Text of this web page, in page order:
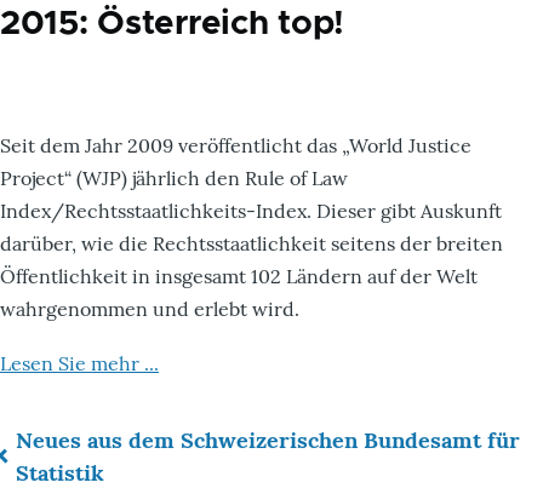
2015: Österreich top!
Seit dem Jahr 2009 veröffentlicht das „World Justice
Project“ (WJP) jährlich den Rule of Law
Index/Rechtsstaatlichkeits-Index. Dieser gibt Auskunft
darüber, wie die Rechtsstaatlichkeit seitens der breiten
Öffentlichkeit in insgesamt 102 Ländern auf der Welt
wahrgenommen und erlebt wird.
Lesen Sie mehr ...
Links
Neues aus dem Schweizerischen Bundesamt für
Statistik